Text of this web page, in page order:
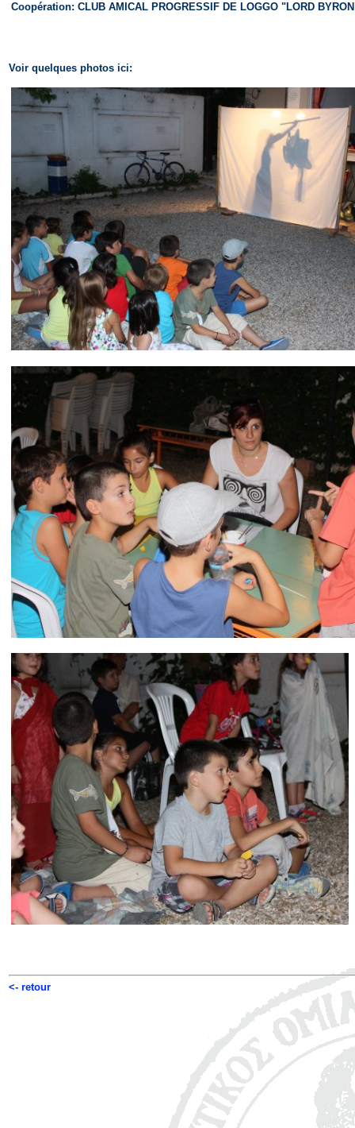
Coopération: CLUB AMICAL PROGRESSIF DE LOGGO "LORD
Voir quelques photos ici:
<- retour